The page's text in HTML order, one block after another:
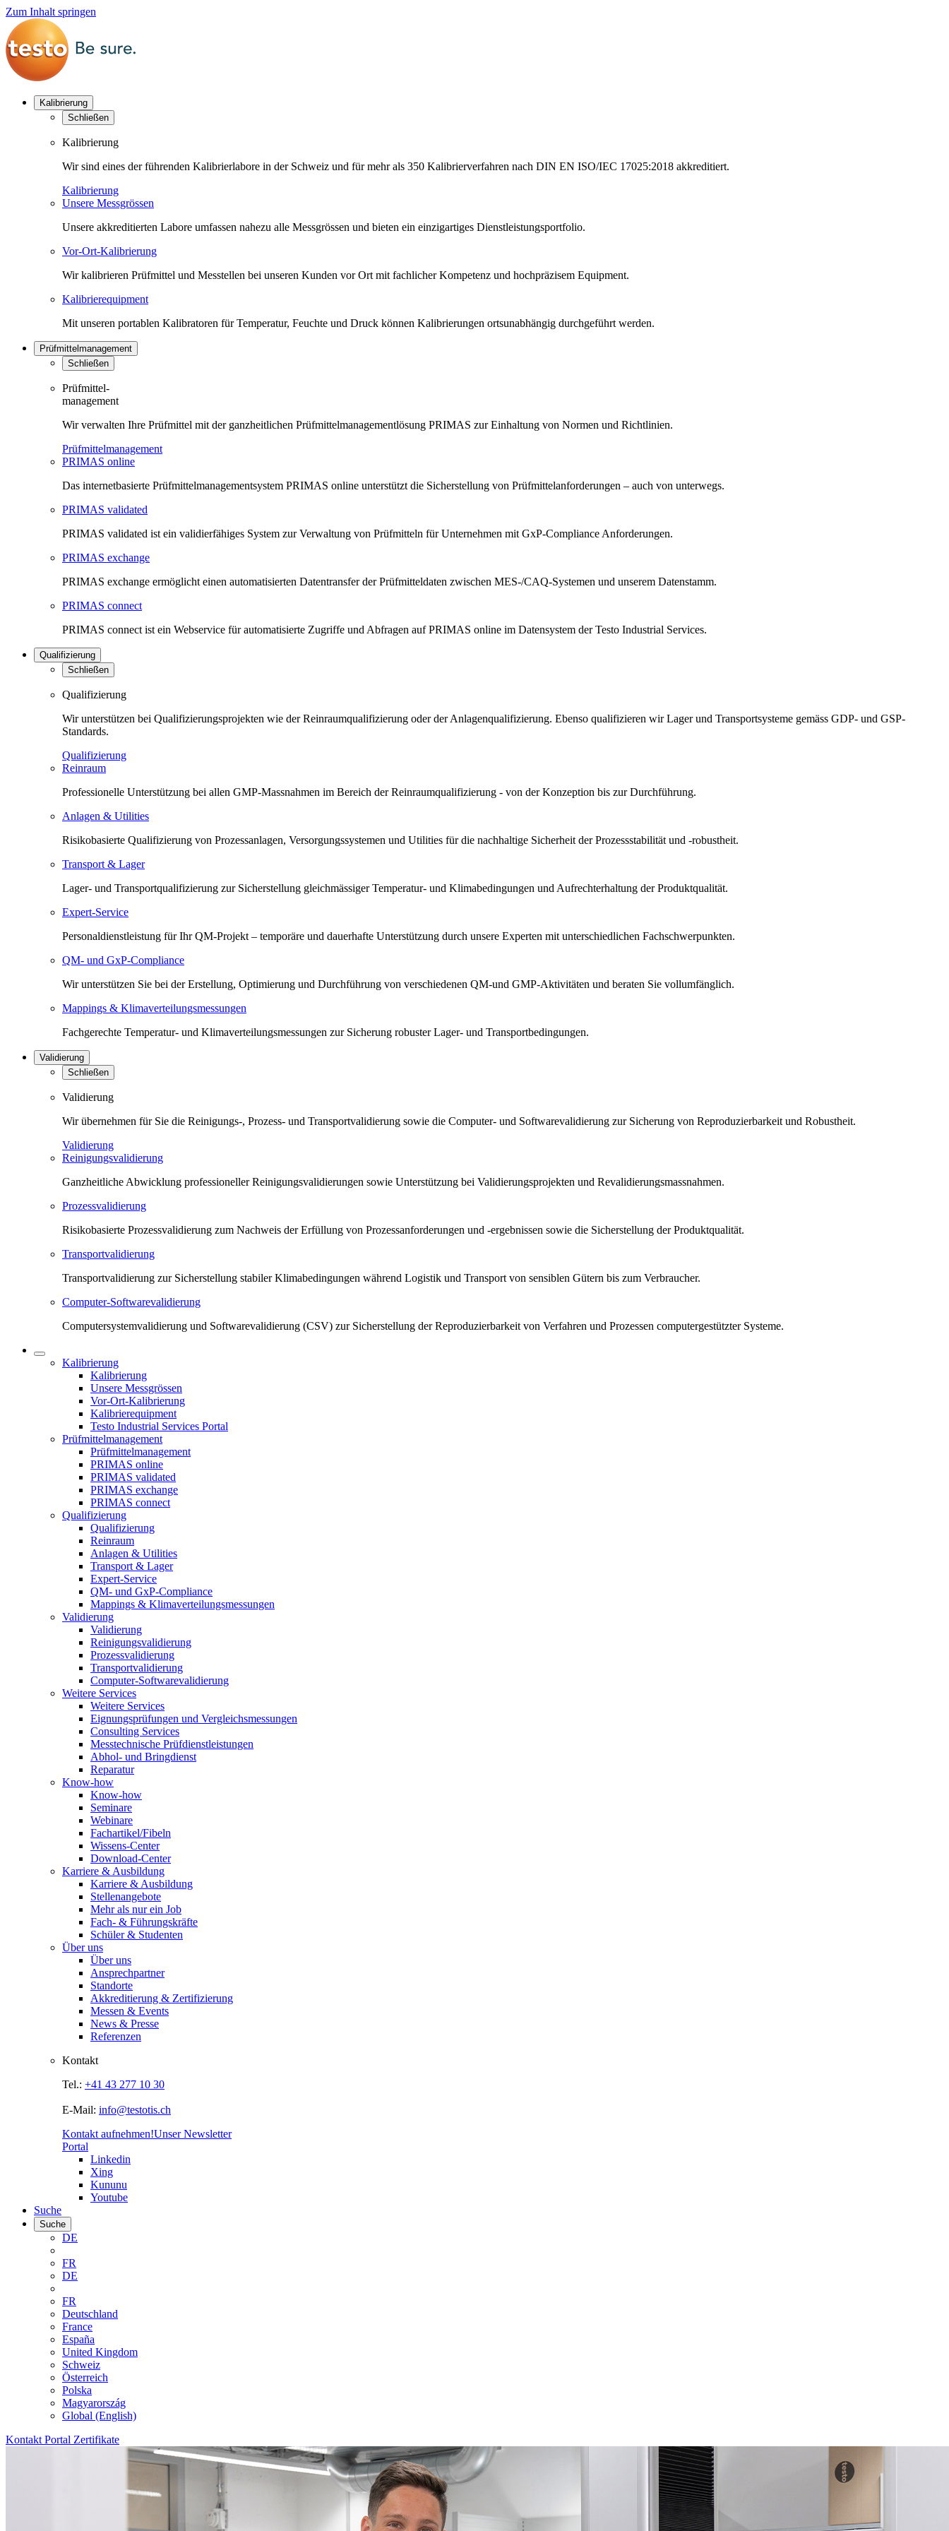
Zum Inhalt springen
Kalibrierung
Schließen
Kalibrierung
Wir sind eines der führenden Kalibrierlabore in der Schweiz und für mehr als 350 Kalibrierverfahren nach DIN EN ISO/IEC 17025:2018 akkreditiert.
Kalibrierung
Unsere Messgrössen
Unsere akkreditierten Labore umfassen nahezu alle Messgrössen und bieten ein einzigartiges Dienstleistungsportfolio.
Vor-Ort-Kalibrierung
Wir kalibrieren Prüfmittel und Messtellen bei unseren Kunden vor Ort mit fachlicher Kompetenz und hochpräzisem Equipment.
Kalibrierequipment
Mit unseren portablen Kalibratoren für Temperatur, Feuchte und Druck können Kalibrierungen ortsunabhängig durchgeführt werden.
Prüfmittelmanagement
Schließen
Prüfmittel-
management
Wir verwalten Ihre Prüfmittel mit der ganzheitlichen Prüfmittelmanagementlösung PRIMAS zur Einhaltung von Normen und Richtlinien.
Prüfmittelmanagement
PRIMAS online
Das internetbasierte Prüfmittelmanagementsystem PRIMAS online unterstützt die Sicherstellung von Prüfmittelanforderungen – auch von unterwegs.
PRIMAS validated
PRIMAS validated ist ein validierfähiges System zur Verwaltung von Prüfmitteln für Unternehmen mit GxP-Compliance Anforderungen.
PRIMAS exchange
PRIMAS exchange ermöglicht einen automatisierten Datentransfer der Prüfmitteldaten zwischen MES-/CAQ-Systemen und unserem Datenstamm.
PRIMAS connect
PRIMAS connect ist ein Webservice für automatisierte Zugriffe und Abfragen auf PRIMAS online im Datensystem der Testo Industrial Services.
Qualifizierung
Schließen
Qualifizierung
Wir unterstützen bei Qualifizierungsprojekten wie der Reinraumqualifizierung oder der Anlagenqualifizierung. Ebenso qualifizieren wir Lager und Transportsysteme gemäss GDP- und GSP-
Standards.
Qualifizierung
Reinraum
Professionelle Unterstützung bei allen GMP-Massnahmen im Bereich der Reinraumqualifizierung - von der Konzeption bis zur Durchführung.
Anlagen & Utilities
Risikobasierte Qualifizierung von Prozessanlagen, Versorgungssystemen und Utilities für die nachhaltige Sicherheit der Prozessstabilität und -robustheit.
Transport & Lager
Lager- und Transportqualifizierung zur Sicherstellung gleichmässiger Temperatur- und Klimabedingungen und Aufrechterhaltung der Produktqualität.
Expert-Service
Personaldienstleistung für Ihr QM-Projekt – temporäre und dauerhafte Unterstützung durch unsere Experten mit unterschiedlichen Fachschwerpunkten.
QM- und GxP-Compliance
Wir unterstützen Sie bei der Erstellung, Optimierung und Durchführung von verschiedenen QM-und GMP-Aktivitäten und beraten Sie vollumfänglich.
Mappings & Klimaverteilungsmessungen
Fachgerechte Temperatur- und Klimaverteilungsmessungen zur Sicherung robuster Lager- und Transportbedingungen.
Validierung
Schließen
Validierung
Wir übernehmen für Sie die Reinigungs-, Prozess- und Transportvalidierung sowie die Computer- und Softwarevalidierung zur Sicherung von Reproduzierbarkeit und Robustheit.
Validierung
Reinigungsvalidierung
Ganzheitliche Abwicklung professioneller Reinigungsvalidierungen sowie Unterstützung bei Validierungsprojekten und Revalidierungsmassnahmen.
Prozessvalidierung
Risikobasierte Prozessvalidierung zum Nachweis der Erfüllung von Prozessanforderungen und -ergebnissen sowie die Sicherstellung der Produktqualität.
Transportvalidierung
Transportvalidierung zur Sicherstellung stabiler Klimabedingungen während Logistik und Transport von sensiblen Gütern bis zum Verbraucher.
Computer-Softwarevalidierung
Computersystemvalidierung und Softwarevalidierung (CSV) zur Sicherstellung der Reproduzierbarkeit von Verfahren und Prozessen computergestützter Systeme.
Kalibrierung
Kalibrierung
Unsere Messgrössen
Vor-Ort-Kalibrierung
Kalibrierequipment
Testo Industrial Services Portal
Prüfmittelmanagement
Prüfmittelmanagement
PRIMAS online
PRIMAS validated
PRIMAS exchange
PRIMAS connect
Qualifizierung
Qualifizierung
Reinraum
Anlagen & Utilities
Transport & Lager
Expert-Service
QM- und GxP-Compliance
Mappings & Klimaverteilungsmessungen
Validierung
Validierung
Reinigungsvalidierung
Prozessvalidierung
Transportvalidierung
Computer-Softwarevalidierung
Weitere Services
Weitere Services
Eignungsprüfungen und Vergleichsmessungen
Consulting Services
Messtechnische Prüfdienstleistungen
Abhol- und Bringdienst
Reparatur
Know-how
Know-how
Seminare
Webinare
Fachartikel/Fibeln
Wissens-Center
Download-Center
Karriere & Ausbildung
Karriere & Ausbildung
Stellenangebote
Mehr als nur ein Job
Fach- & Führungskräfte
Schüler & Studenten
Über uns
Über uns
Ansprechpartner
Standorte
Akkreditierung & Zertifizierung
Messen & Events
News & Presse
Referenzen
Kontakt
Tel.: +41 43 277 10 30
E-Mail: info@testotis.ch
Kontakt aufnehmen!Unser Newsletter
Portal
Linkedin
Xing
Kununu
Youtube
Suche
Suche
DE
FR
DE
FR
Deutschland
France
España
United Kingdom
Schweiz
Österreich
Polska
Magyarország
Global (English)
Kontakt Portal Zertifikate